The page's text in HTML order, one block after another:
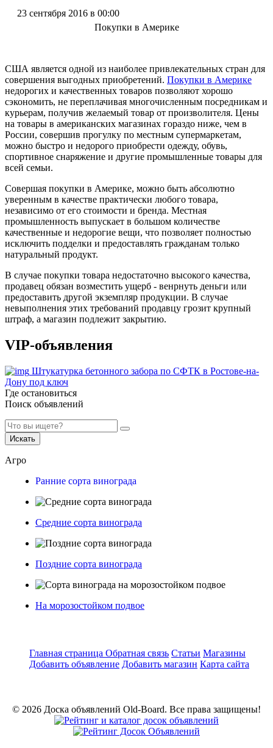
23 сентября 2016 в 00:00
Покупки в Америке
США является одной из наиболее привлекательных стран для
совершения выгодных приобретений. Покупки в Америке
недорогих и качественных товаров позволяют хорошо
сэкономить, не переплачивая многочисленным посредникам и
курьерам, получив желаемый товар от произволителя. Цены
на товары в американских магазинах гораздо ниже, чем в
России, совершив прогулку по местным супермаркетам,
можно быстро и недорого приобрести одежду, обувь,
спортивное снаряжение и другие промышленные товары для
всей семьи.
Совершая покупки в Америке, можно быть абсолютно
уверенным в качестве практически любого товара,
независимо от его стоимости и бренда. Местная
промышленность выпускает в большом количестве
качественные и недорогие вещи, что позволяет полностью
исключить подделки и предоставлять гражданам только
натуральный продукт.
В случае покупки товара недостаточно высокого качества,
продавец обязан возместить ущерб - венрнуть деньги или
предоставить другой экземпляр продукции. В случае
невыполнения этих требований продавцу грозит крупный
штраф, а магазин подлежит закрытию.
VIP-объявления
Штукатурка бетонного забора по СФТК в Ростове-на-
Дону под ключ
Где остановиться
Поиск объявлений
Искать
Агро
Ранние сорта винограда
Средние сорта винограда
Поздние сорта винограда
На морозостойком подвое
Главная страница Обратная связь Статьи Магазины
Добавить объявление Добавить магазин Карта сайта
© 2026 Доска объявлений Old-Board. Все права защищены!